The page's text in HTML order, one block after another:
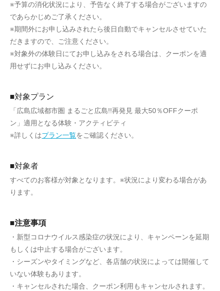
※予算の消化状況により、予告なく終了する場合がございますの
であらかじめご了承ください。
※期間外にお申し込みされたら後日自動でキャンセルさせていた
だきますので、ご注意ください。
※対象外の体験日にてお申し込みをされる場合は、クーポンを適
用せずにお申し込みください。
■対象プラン
「広島広域都市圏 まるごと広島!!再発見 最大50％OFFクーポ
ン」適用となる体験・アクティビティ
※詳しくはプラン一覧をご確認ください。
■対象者
すべてのお客様が対象となります。※状況により変わる場合があ
ります。
■注意事項
・新型コロナウイルス感染症の状況により、キャンペーンを延期
もしくは中止する場合がございます。
・シーズンやタイミングなど、各店舗の状況によっては開催して
いない体験もあります。
・キャンセルされた場合、クーポン利用もキャンセルされます。